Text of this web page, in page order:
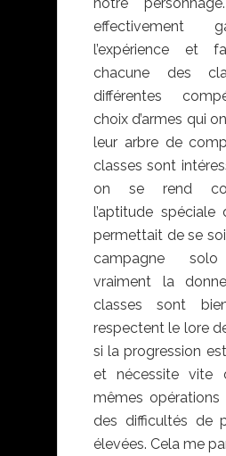
notre
effectivement
l’expérience et
chacune des
différentes
choix d’armes qui
leur arbre de
classes sont
on se rend
l’aptitude
permettait de se
campagne solo
vraiment la
classes sont
respectent le lore
si la progression
et nécessite vite
mêmes
des difficultés de
élevées. Cela me